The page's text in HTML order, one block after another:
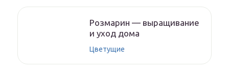
Розмарин — выращивание
и уход дома
Цветущие